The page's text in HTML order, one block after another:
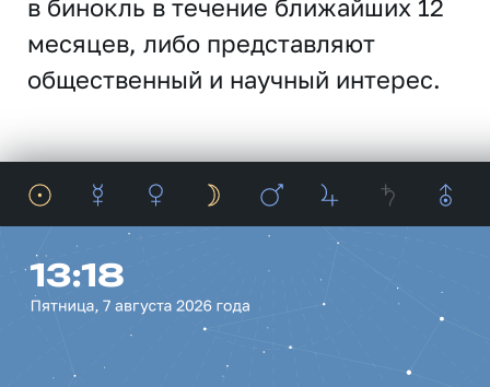
в бинокль в течение ближайших 12
месяцев, либо представляют
общественный и научный интерес.